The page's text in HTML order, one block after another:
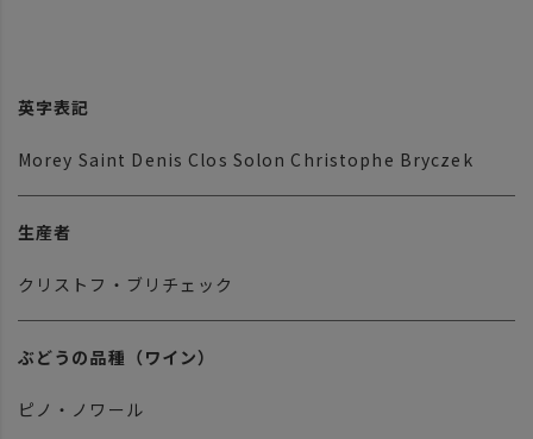
英字表記
Morey Saint Denis Clos Solon Christophe Bryczek
生産者
クリストフ・ブリチェック
ぶどうの品種（ワイン）
ピノ・ノワール